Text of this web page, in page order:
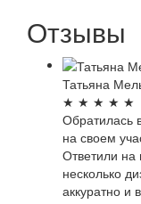
Отзывы
Татьяна
★ ★ ★ ★ ★
Обратилась
на своем
Ответили
несколько
аккуратно и